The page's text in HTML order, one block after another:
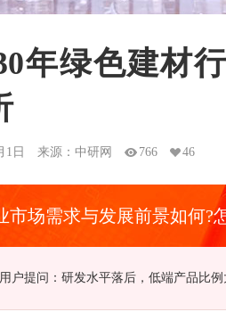
年绿色建材
1日 来源：中研网 766 46
市场需求与发展前景如何?
户提问：研发水平落后，低端产品比